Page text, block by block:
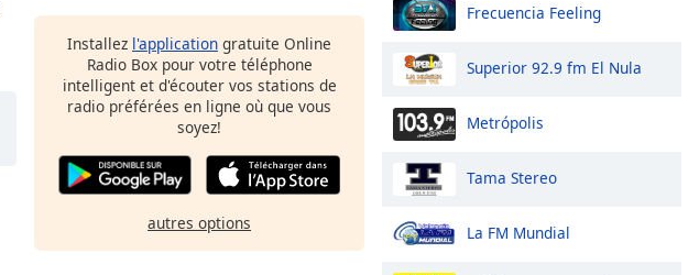
Installez l'application gratuite Online
Radio Box pour votre téléphone
intelligent et d'écouter vos stations de
radio préférées en ligne où que vous
soyez!
autres options
Frecuencia Feeling
Superior 92.9 fm El Nula
Metrópolis
Tama Stereo
La FM Mundial